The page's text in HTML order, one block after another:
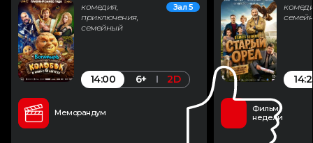
комедия,
приключения,
семейный
Зал 5
14:00 6+ 2D
Меморандум
Фильм
недели